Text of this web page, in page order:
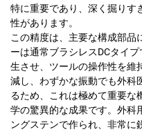
特に重要であり、深く掘りす
性があります。
この精度は、主要な構成部品
ーは通常ブラシレスDCタイ
生させ、ツールの操作性を維
減し、わずかな振動でも外科
るため、これは極めて重要な
学の驚異的な成果です。外科
ングステンで作られ、非常に